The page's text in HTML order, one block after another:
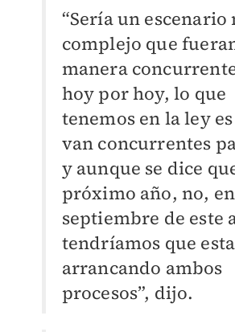
“Sería un escenario
complejo que
manera
hoy por hoy, lo que
tenemos en la ley
van concurrentes
y aunque se dice
próximo año, no, en
septiembre de este
tendríamos que
arrancando ambos
procesos”, dijo.